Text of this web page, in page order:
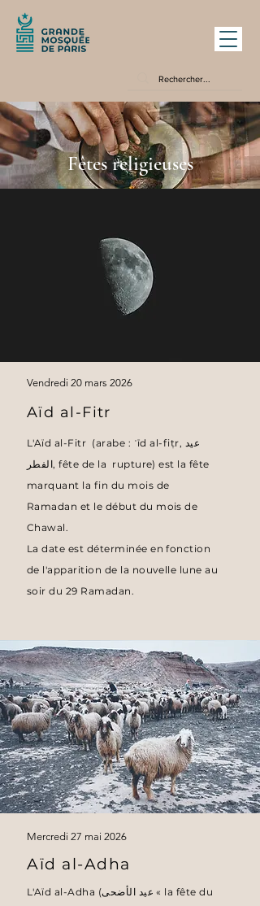
Fêtes religieuses
Vendredi 20 mars 2026
Aïd al-Fitr
L'Aïd al-Fitr (arabe : ʿīd al-fiṭr, عيد
الفطر, fête de la rupture) est la fête
marquant la fin du mois de
Ramadan et le début du mois de
Chawal.
La date est déterminée en fonction
de l'apparition de la nouvelle lune au
soir du 29 Ramadan.
Vendredi 20
mars 2026
Mercredi 27 mai 2026
Aïd al-Adha
L'Aïd al-Adha (عيد الأضحى « la fête du